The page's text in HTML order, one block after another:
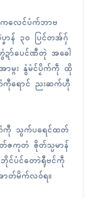
လေၚ်ပံက်ဘာဗ
ာန် ၃၀ ပြၚ်တအ်ဂှ်
ာ်ပေၚ်ဏီတုဲ အခေါ
မ္ဂး နွံမံၚ်ပၟိက်ကဵု ထို
ကီုရောၚ် ညးဆက်ဟီု
တံကီု သွက်ပရေၚ်ထတ်
ဇကုတံ ၜိုတ်သ္ပမာန်
ၚ်ပံၚ်တောဲရီုဗၚ်ကဵု
တ်မိက်လဝ်ရ။